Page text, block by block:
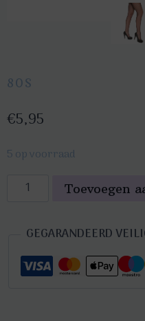
80S
€5,95
5 op voorraad
Netpanty
L/XL
aantal
Toevoegen
GEGARANDEERD